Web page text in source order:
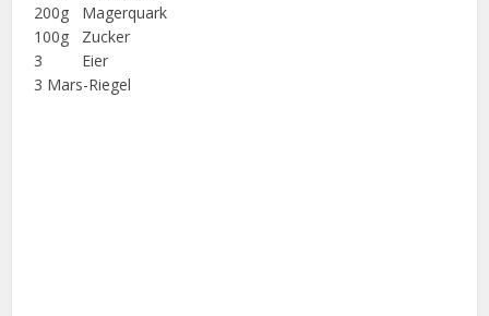
200g Magerquark
100g Zucker
3 Eier
3 Mars-Riegel